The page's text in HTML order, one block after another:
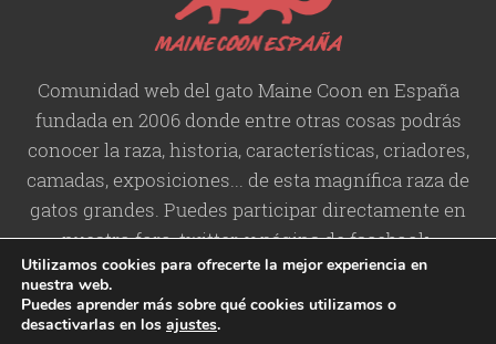
Comunidad web del gato Maine Coon en España
fundada en 2006 donde entre otras cosas podrás
conocer la raza, historia,características, criadores,
camadas, exposiciones... de esta magnífica raza de
gatos grandes. Puedes participar directamente en
nuestro foro, twitter, y página de facebook.
Utilizamos cookies para ofrecerte la mejor experiencia en
nuestra web.
Puedes aprender más sobre qué cookies utilizamos o
desactivarlas en los ajustes.